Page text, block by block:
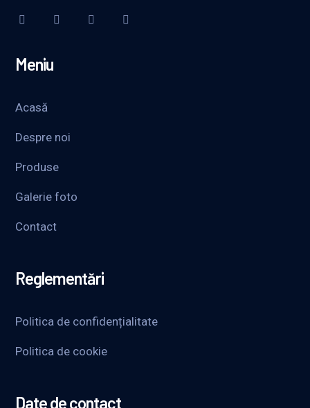
Meniu
Acasă
Despre noi
Produse
Galerie foto
Contact
Reglementări
Politica de confidențialitate
Politica de cookie
Date de contact